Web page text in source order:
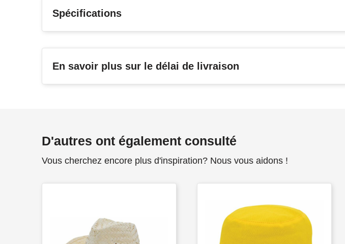
Spécifications
En savoir plus sur le délai de livraison
D'autres ont également consulté
Vous cherchez encore plus d'inspiration? Nous vous aidons !